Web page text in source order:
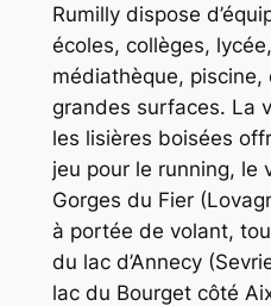
Rumilly dispose
écoles, collèges,
médiathèque, piscine,
grandes surfaces. La
les lisières boisées
jeu pour le running, le
Gorges du Fier
à portée de volant,
du lac d’Annecy
lac du Bourget côté